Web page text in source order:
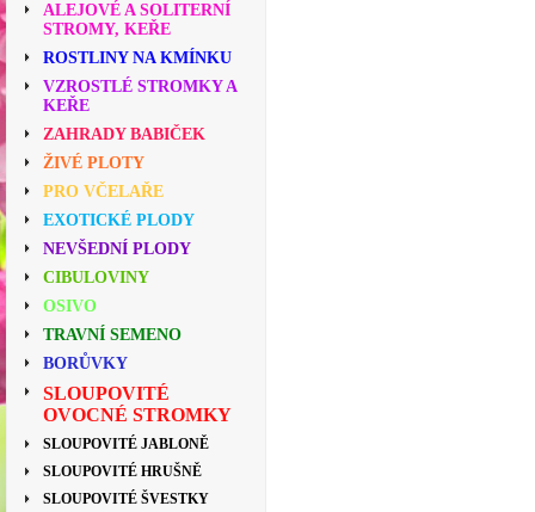
ALEJOVÉ A SOLITERNÍ
STROMY, KEŘE
ROSTLINY NA KMÍNKU
VZROSTLÉ STROMKY A
KEŘE
ZAHRADY BABIČEK
ŽIVÉ PLOTY
PRO VČELAŘE
EXOTICKÉ PLODY
NEVŠEDNÍ PLODY
CIBULOVINY
OSIVO
TRAVNÍ SEMENO
BORŮVKY
SLOUPOVITÉ
OVOCNÉ STROMKY
SLOUPOVITÉ JABLONĚ
SLOUPOVITÉ HRUŠNĚ
SLOUPOVITÉ ŠVESTKY